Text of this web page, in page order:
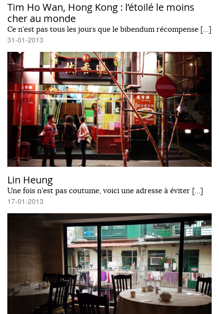
Tim Ho Wan, Hong Kong : l’étoilé le moins
cher au monde
Ce n'est pas tous les jours que le bibendum récompense […]
31-01-2013
Lin Heung
Une fois n'est pas coutume, voici une adresse à éviter […]
17-01-2013